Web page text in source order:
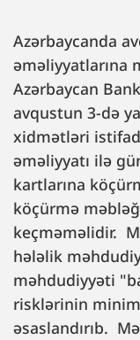
Azərbaycanda
əməliyyatlarına
Azərbaycan
avqustun 3-də
xidmətləri
əməliyyatı ilə
kartlarına
köçürmə
keçməməlidir.
hələlik
məhdudiyyəti
risklərinin
əsaslandırıb.